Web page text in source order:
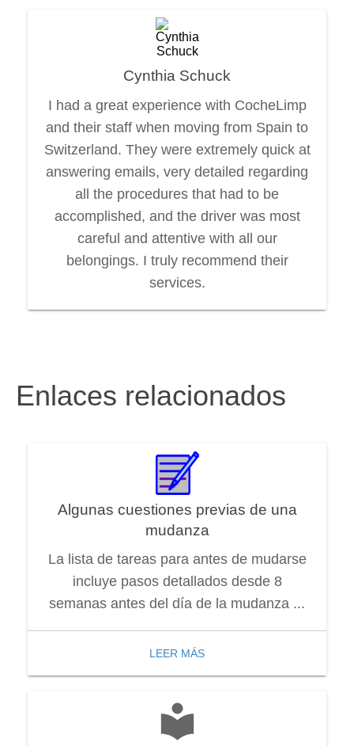
Cynthia Schuck
I had a great experience with CocheLimp
and their staff when moving from Spain to
Switzerland. They were extremely quick at
answering emails, very detailed regarding
all the procedures that had to be
accomplished, and the driver was most
careful and attentive with all our
belongings. I truly recommend their
services.
Enlaces relacionados
Algunas cuestiones previas de una
mudanza
La lista de tareas para antes de mudarse
incluye pasos detallados desde 8
semanas antes del día de la mudanza ...
LEER MÁS